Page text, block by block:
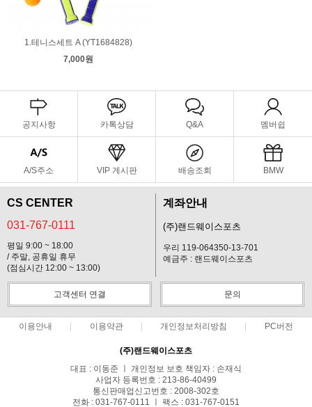
1.테니스세트 A (YT1684828)
7,000원
공지사항 카톡상담 Q&A 멤버쉽
A/S주소 VIP 게시판 배송조회 BMW
CS CENTER
031-767-0111
평일 9:00 ~ 18:00
/ 주말, 공휴일 휴무
(점심시간 12:00 ~ 13:00)
계좌안내
(주)랜드웨이스포츠
우리 119-064350-13-701
예금주 : 랜드웨이스포츠
고객센터 연결 문의
이용안내 이용약관 개인정보처리방침 PC버전
(주)랜드웨이스포츠
대표 : 이동준 ㅣ 개인정보 보호 책임자 : 손재식
사업자 등록번호 : 213-86-40499
통신판매업신고번호 : 2008-302호
전화 : 031-767-0111 ㅣ 팩스 : 031-767-0151